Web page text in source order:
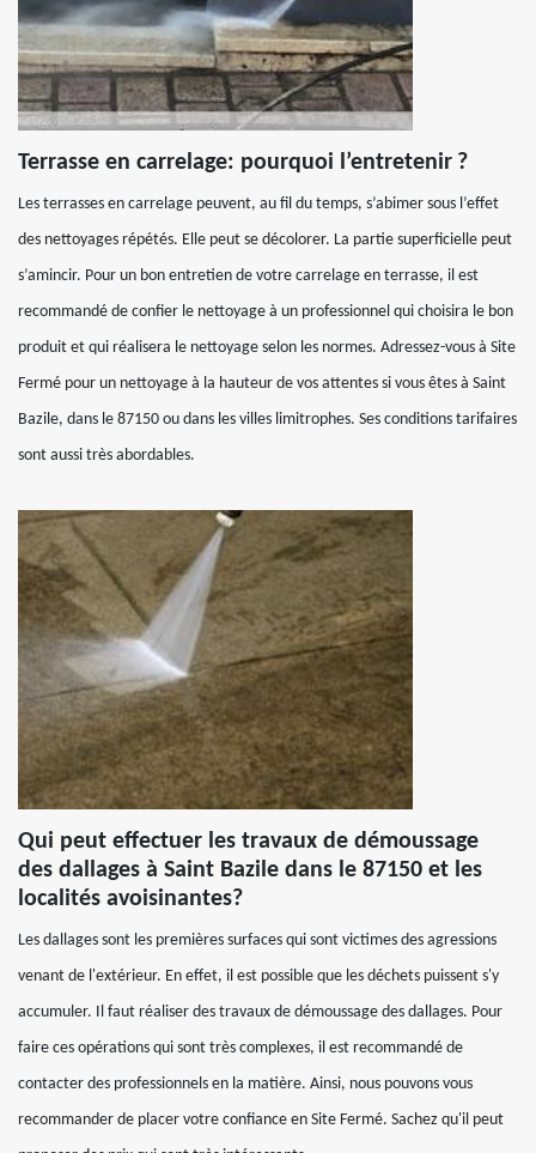
Terrasse en carrelage: pourquoi l’entretenir ?
Les terrasses en carrelage peuvent, au fil du temps, s’abimer sous l’effet
des nettoyages répétés. Elle peut se décolorer. La partie superficielle peut
s’amincir. Pour un bon entretien de votre carrelage en terrasse, il est
recommandé de confier le nettoyage à un professionnel qui choisira le bon
produit et qui réalisera le nettoyage selon les normes. Adressez-vous à Site
Fermé pour un nettoyage à la hauteur de vos attentes si vous êtes à Saint
Bazile, dans le 87150 ou dans les villes limitrophes. Ses conditions tarifaires
sont aussi très abordables.
Qui peut effectuer les travaux de démoussage
des dallages à Saint Bazile dans le 87150 et les
localités avoisinantes?
Les dallages sont les premières surfaces qui sont victimes des agressions
venant de l'extérieur. En effet, il est possible que les déchets puissent s'y
accumuler. Il faut réaliser des travaux de démoussage des dallages. Pour
faire ces opérations qui sont très complexes, il est recommandé de
contacter des professionnels en la matière. Ainsi, nous pouvons vous
recommander de placer votre confiance en Site Fermé. Sachez qu'il peut